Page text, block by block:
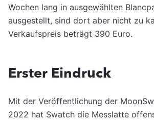
Wochen lang in ausgewählten
ausgestellt, sind dort aber nicht zu
Verkaufspreis beträgt 390 Euro.
Erster Eindruck
Mit der Veröffentlichung der
2022 hat Swatch die Messlatte